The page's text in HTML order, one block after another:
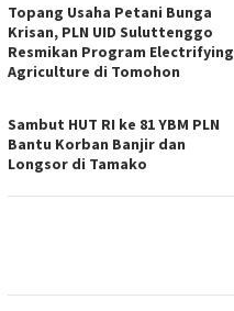
Topang Usaha Petani Bunga
Krisan, PLN UID Suluttenggo
Resmikan Program Electrifying
Agriculture di Tomohon
Sambut HUT RI ke 81 YBM PLN
Bantu Korban Banjir dan
Longsor di Tamako